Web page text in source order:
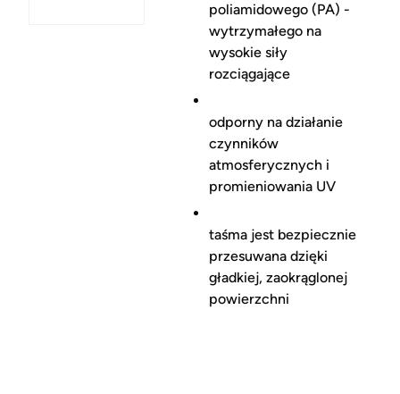
poliamidowego (PA) -
wytrzymałego na
wysokie siły
rozciągające
odporny na działanie
czynników
atmosferycznych i
promieniowania UV
taśma jest bezpiecznie
przesuwana dzięki
gładkiej, zaokrąglonej
powierzchni